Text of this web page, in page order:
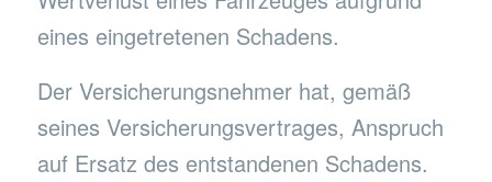
eines eingetretenen Schadens.
Der Versicherungsnehmer hat, gemäß
seines Versicherungsvertrages, Anspruch
auf Ersatz des entstandenen Schadens.